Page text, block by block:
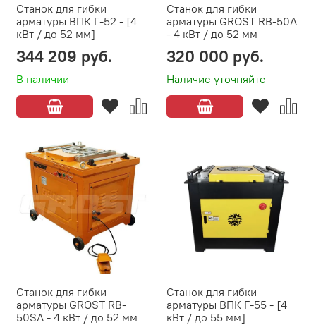
Станок для гибки
арматуры ВПК Г-52 - [4
кВт / до 52 мм]
В наличии
344 209 руб.
Станок для гибки
арматуры GROST RB-50A
- 4 кВт / до 52 мм
Наличие уточняйте
320 000 руб.
Станок для гибки
арматуры GROST RB-
50SA - 4 кВт / до 52 мм
Станок для гибки
арматуры ВПК Г-55 - [4
кВт / до 55 мм]